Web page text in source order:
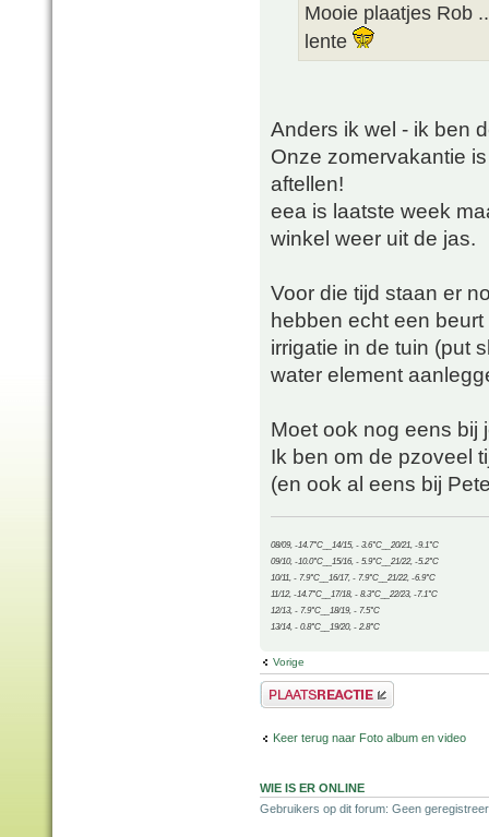
Mooie plaatjes Rob
lente
Anders ik wel - ik ben
Onze zomervakantie
aftellen!
eea is laatste week
winkel weer uit de jas.
Voor die tijd staan er
hebben echt een
irrigatie in de tuin (put
water element
Moet ook nog eens bij
Ik ben om de pzoveel
(en ook al eens bij
08/09, -14.7°C__14/15, - 3.6°C__20/21, -9.1°C
09/10, -10.0°C__15/16, - 5.9°C__21/22, -5.2°C
10/11, - 7.9°C__16/17, - 7.9°C__21/22, -6.9°C
11/12, -14.7°C__17/18, - 8.3°C__22/23, -7.1°C
12/13, - 7.9°C__18/19, - 7.5°C
13/14, - 0.8°C__19/20, - 2.8°C
Vorige
Plaats een reactie
Keer terug naar Foto album en video
WIE IS ER ONLINE
Gebruikers op dit forum: Geen